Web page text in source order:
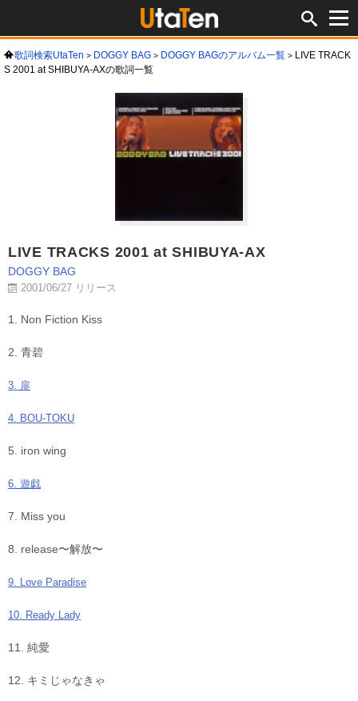
歌詞検索UtaTen DOGGY BAG DOGGY BAGのアルバム一覧
LIVE TRACK
S 2001 at SHIBUYA-AXの歌詞一覧
LIVE TRACKS 2001 at SHIBUYA-AX
DOGGY BAG
2001/06/27 リリース
1. Non Fiction Kiss
2. 青碧
3. 扉
4. BOU-TOKU
5. iron wing
6. 遊戯
7. Miss you
8. release〜解放〜
9. Love Paradise
10. Ready Lady
11. 純愛
12. キミじゃなきゃ